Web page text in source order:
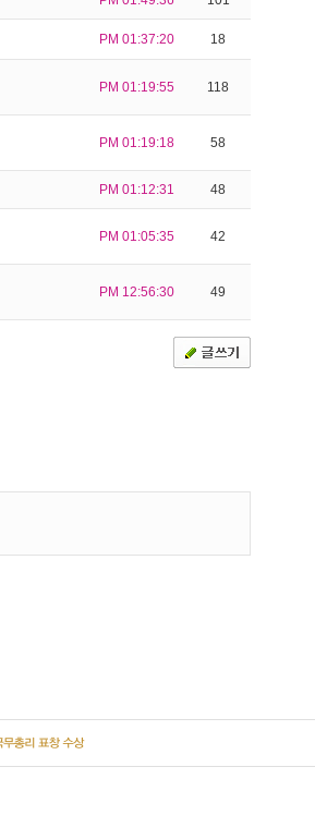
PM 01:37:20 18
PM 01:19:55 118
PM 01:19:18 58
PM 01:12:31 48
PM 01:05:35 42
PM 12:56:30 49